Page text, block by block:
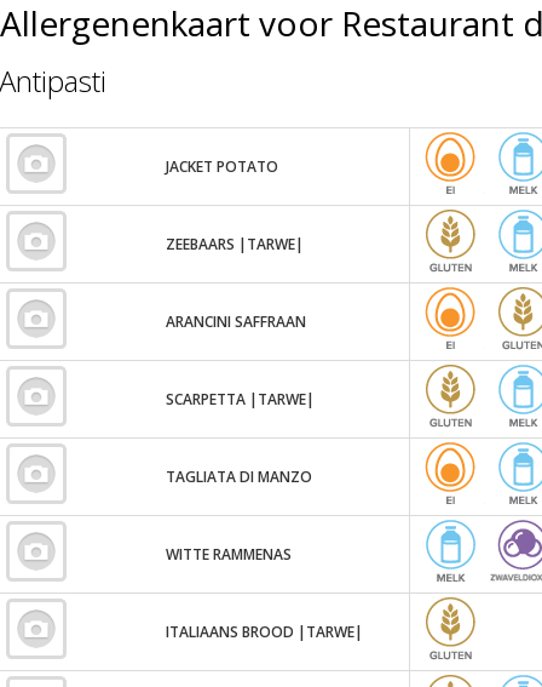
Allergenenkaart voor Restaurant
Antipasti
JACKET POTATO
ZEEBAARS |TARWE|
ARANCINI SAFFRAAN
SCARPETTA |TARWE|
TAGLIATA DI MANZO
WITTE RAMMENAS
ITALIAANS BROOD |TARWE|